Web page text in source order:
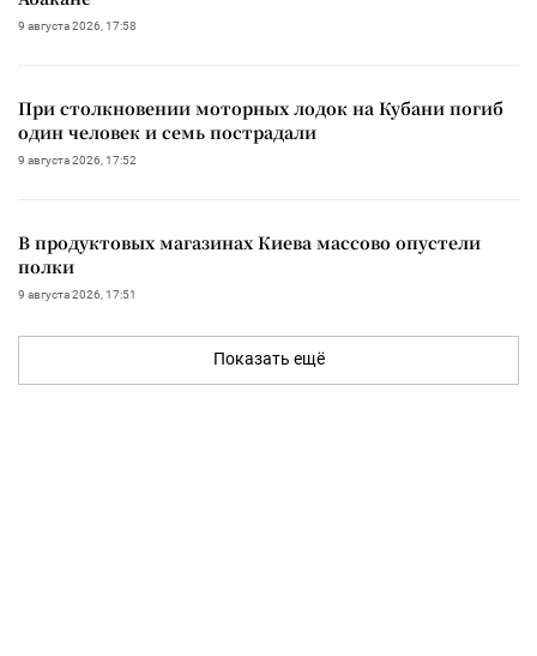
9 августа 2026, 17:58
При столкновении моторных лодок на Кубани погиб
один человек и семь пострадали
9 августа 2026, 17:52
В продуктовых магазинах Киева массово опустели
полки
9 августа 2026, 17:51
Показать ещё